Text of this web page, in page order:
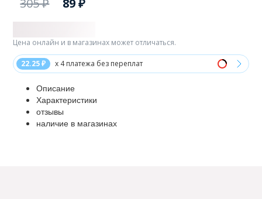
305 ₽ 89 ₽
22.25 ₽ x 4 платежа без переплат
Цена онлайн и в магазинах может отличаться.
Описание
Характеристики
отзывы
наличие в магазинах